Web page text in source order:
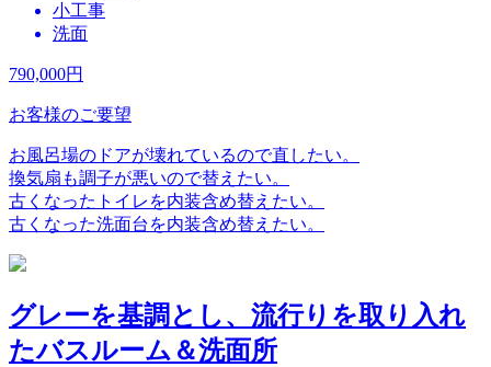
小工事
洗面
790,000円
お客様のご要望
お風呂場のドアが壊れているので直したい。
換気扇も調子が悪いので替えたい。
古くなったトイレを内装含め替えたい。
古くなった洗面台を内装含め替えたい。
グレーを基調とし、流行りを取り入れ
たバスルーム＆洗面所